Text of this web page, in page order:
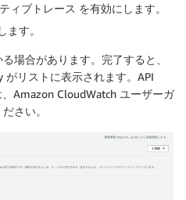
ィブトレース を有効にします。
ます。
場合があります。完了すると、
がリストに表示されます。API
Amazon CloudWatch ユーザーガ
さい。